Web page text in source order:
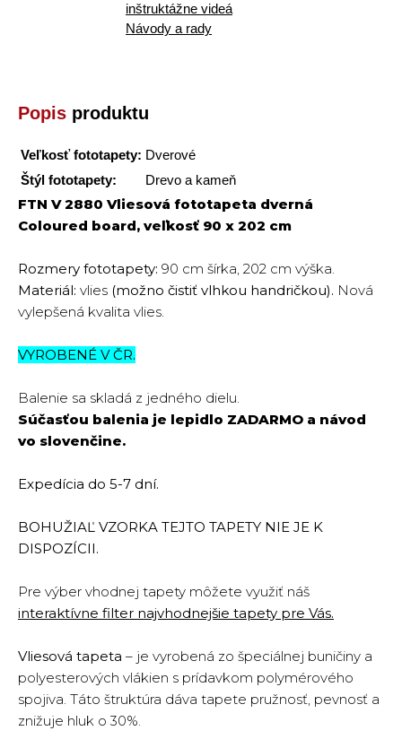
inštruktážne videá
Návody a rady
Popis produktu
Veľkosť fototapety: Dverové
Štýl fototapety:
Drevo a kameň
FTN V 2880 Vliesová fototapeta dverná
Coloured board, veľkosť 90 x 202 cm
Rozmery fototapety: 90 cm šírka, 202 cm výška.
Materiál: vlies (možno čistiť vlhkou handričkou). Nová
vylepšená kvalita vlies.
VYROBENÉ V ČR.
Balenie sa skladá z jedného dielu.
Súčasťou balenia je lepidlo ZADARMO a návod
vo slovenčine.
Expedícia do 5-7 dní.
BOHUŽIAĽ VZORKA TEJTO TAPETY NIE JE K
DISPOZÍCII.
Pre výber vhodnej tapety môžete využiť náš
interaktívne filter najvhodnejšie tapety pre Vás.
Vliesová tapeta – je vyrobená zo špeciálnej buničiny a
polyesterových vlákien s prídavkom polymérového
spojiva. Táto štruktúra dáva tapete pružnosť, pevnosť a
znižuje hluk o 30%.